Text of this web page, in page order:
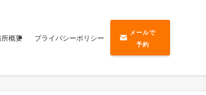
概要 プライバシーポリシー
メールで
予約